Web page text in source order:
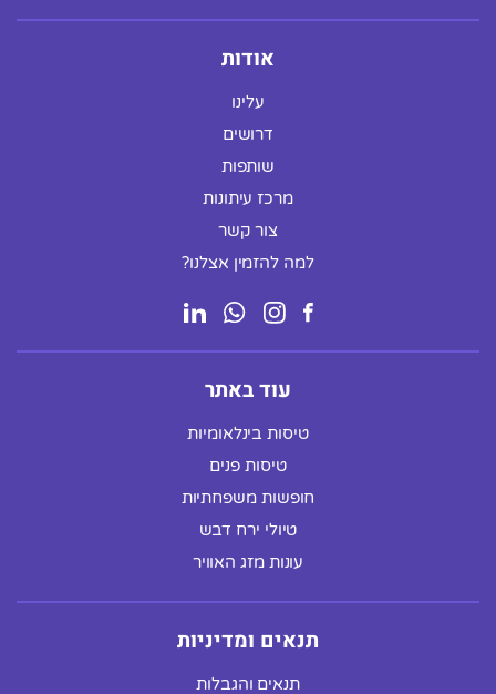
אודות
עלינו
דרושים
שותפות
מרכז עיתונות
צור קשר
למה להזמין אצלנו?
עוד באתר
טיסות בינלאומיות
טיסות פנים
חופשות משפחתיות
טיולי ירח דבש
עונות מזג האוויר
תנאים ומדיניות
תנאים והגבלות